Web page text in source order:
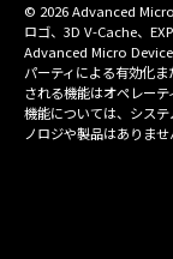
© 2026 Advanced
ロゴ、3D V-Cache、
Advanced Micro
パーティによる有効化
される機能はオペレー
機能については、シス
ノロジや製品はありませ